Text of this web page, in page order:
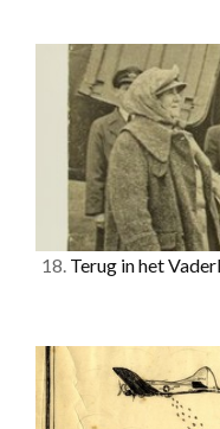
18. Terug in het